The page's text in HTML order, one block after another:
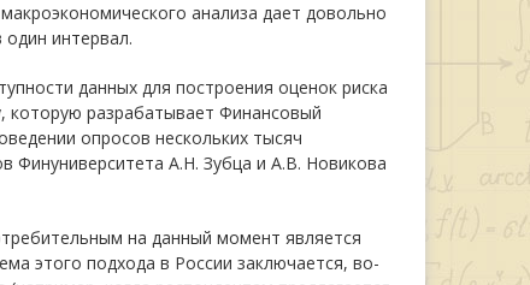
анализа дает довольно
интервал.
данных для построения оценок риска
которую разрабатывает Финансовый
опросов нескольких тысяч
Финуниверситета А.Н. Зубца и А.В. Новикова
на данный момент является
этого подхода в России заключается, во-